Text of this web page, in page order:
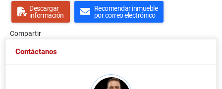
Descargar
información
Recomendar inmueble
por correo electrónico
Compartir
Contáctanos